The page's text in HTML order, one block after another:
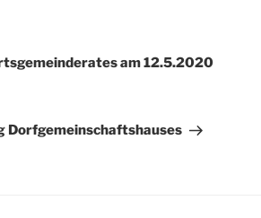
am 12.5.2020
Dorfgemeinschaftshauses